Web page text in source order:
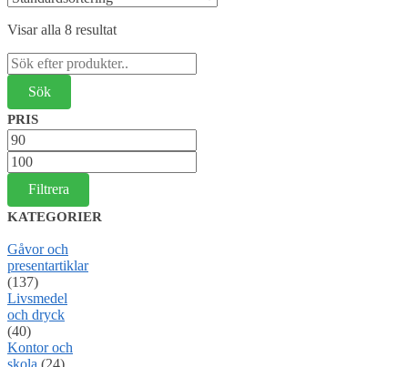
Visar alla 8 resultat
Sök
efter:
PRIS
Min
pris
Max
pris
Filtrera
KATEGORIER
Gåvor och
presentartiklar
(137)
Livsmedel
och dryck
(40)
Kontor och